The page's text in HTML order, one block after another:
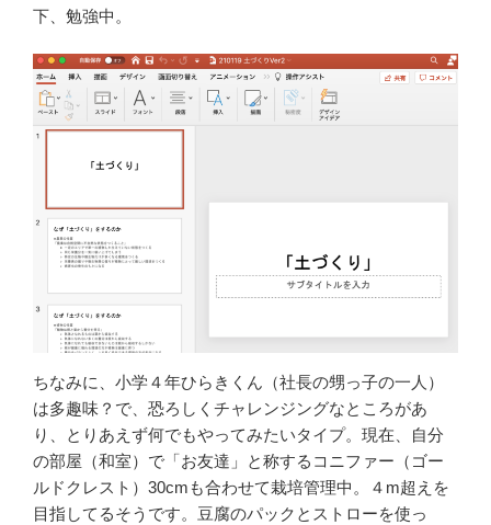
下、勉強中。
ちなみに、小学４年ひらきくん（社長の甥っ子の一人）
は多趣味？で、恐ろしくチャレンジングなところがあ
り、とりあえず何でもやってみたいタイプ。現在、自分
の部屋（和室）で「お友達」と称するコニファー（ゴー
ルドクレスト）30cmも合わせて栽培管理中。４m超えを
目指してるそうです。豆腐のパックとストローを使っ